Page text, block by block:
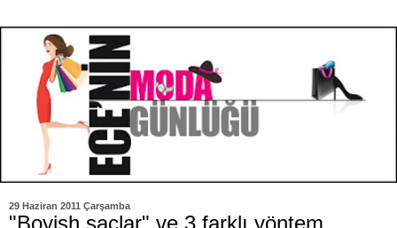
29 Haziran 2011 Çarşamba
"Boyish saçlar" ve 3 farklı yöntem